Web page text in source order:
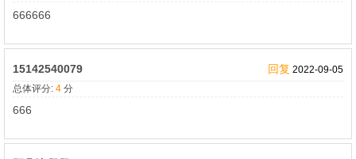
666666
15142540079 回复 2022-09-05
总体评分: 4 分
666